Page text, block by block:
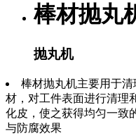
棒材抛丸
抛丸机
棒材抛丸机主要用于
材，对工件表面进行清理
化皮，使之获得均匀一致
与防腐效果